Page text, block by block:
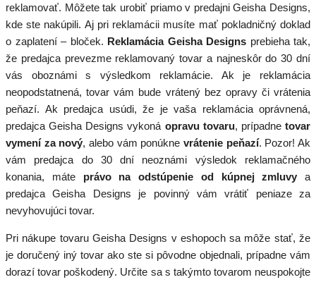
reklamovať. Môžete tak urobiť priamo v predajni Geisha Designs,
kde ste nakúpili. Aj pri reklamácii musíte mať pokladničný doklad
o zaplatení – bloček. Reklamácia Geisha Designs prebieha tak,
že predajca prevezme reklamovaný tovar a najneskôr do 30 dní
vás oboznámi s výsledkom reklamácie. Ak je reklamácia
neopodstatnená, tovar vám bude vrátený bez opravy či vrátenia
peňazí. Ak predajca usúdi, že je vaša reklamácia oprávnená,
predajca Geisha Designs vykoná opravu tovaru, prípadnetovar
vymení za nový, alebo vám ponúknevrátenie peňazí. Pozor! Ak
vám predajca do 30 dní neoznámi výsledok reklamačného
konania, máte právo na odstúpenie od kúpnej zmluvy a
predajca Geisha Designs je povinný vám vrátiť peniaze za
nevyhovujúci tovar.
Pri nákupe tovaru Geisha Designs v eshopoch sa môže stať, že
je doručený iný tovar ako ste si pôvodne objednali, prípadne vám
dorazí tovar poškodený. Určite sa s takýmto tovarom neuspokojte